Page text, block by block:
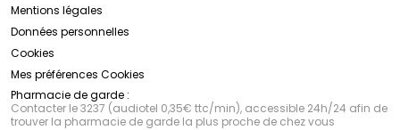
Mentions légales
Données personnelles
Cookies
Mes préférences Cookies
Pharmacie de garde :
Contacter le 3237 (audiotel 0,35€ ttc/min), accessible 24h/24 afin de
trouver la pharmacie de garde la plus proche de chez vous